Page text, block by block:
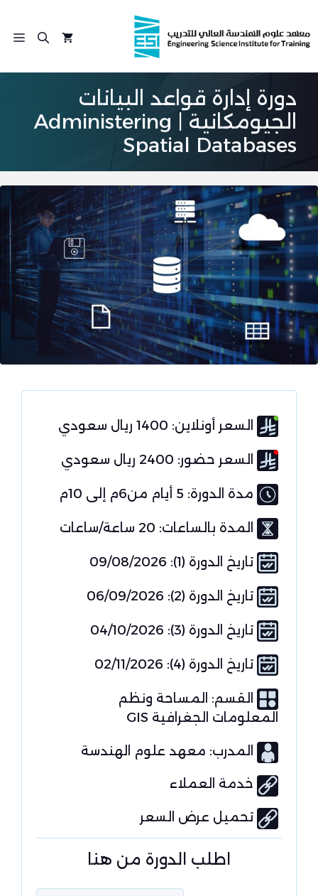
إلى
المحتوى
دورة إدارة قواعد البيانات
الجيومكانية | Administering
Spatial Databases
السعر أونلاين: 1400 ريال سعودي
السعر حضور: 2400 ريال سعودي
مدة الدورة: 5 أيام من6م إلى 10م
المدة بالساعات: 20 ساعة/ساعات
تاريخ الدورة (1): 09/08/2026
تاريخ الدورة (2): 06/09/2026
تاريخ الدورة (3): 04/10/2026
تاريخ الدورة (4): 02/11/2026
القسم: المساحة ونظم
المعلومات الجغرافية GIS
المدرب: معهد علوم الهندسة
خدمة العملاء
تحميل عرض السعر
اطلب الدورة من هنا